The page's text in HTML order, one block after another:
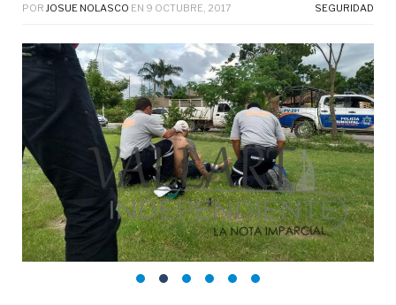
POR JOSUE NOLASCO EN 9 OCTUBRE, 2017 SEGURIDAD